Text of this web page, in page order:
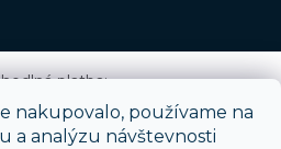
nakupovalo, používame na
a analýzu návštevnosti
platba: